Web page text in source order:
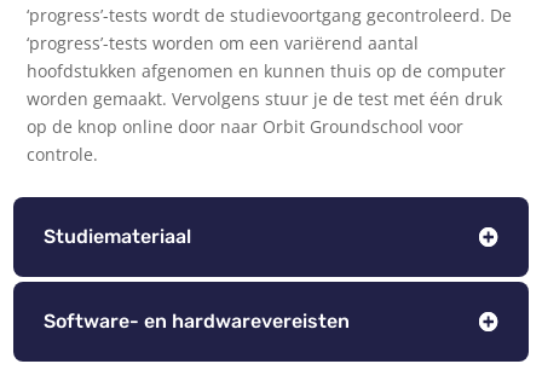
‘progress’-tests wordt de studievoortgang gecontroleerd. De
‘progress’-tests worden om een variërend aantal
hoofdstukken afgenomen en kunnen thuis op de computer
worden gemaakt. Vervolgens stuur je de test met één druk
op de knop online door naar Orbit Groundschool voor
controle.
Studiemateriaal
Software- en hardwarevereisten